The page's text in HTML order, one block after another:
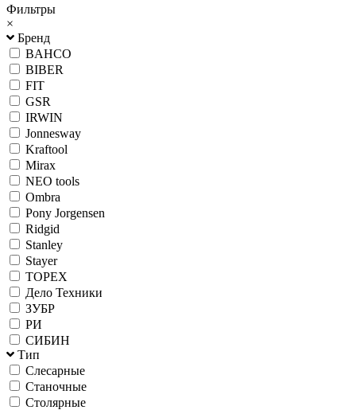
Фильтры
×
Бренд
BAHCO
BIBER
FIT
GSR
IRWIN
Jonnesway
Kraftool
Mirax
NEO tools
Ombra
Pony Jorgensen
Ridgid
Stanley
Stayer
TOPEX
Дело Техники
ЗУБР
РИ
СИБИН
Тип
Слесарные
Станочные
Столярные